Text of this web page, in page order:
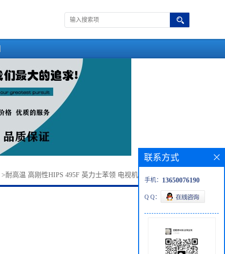
>耐高温 高刚性HIPS 495F 英力士苯领 电视机 冰箱 录像带原料
联系方式
手机： 13650076190
Q Q：